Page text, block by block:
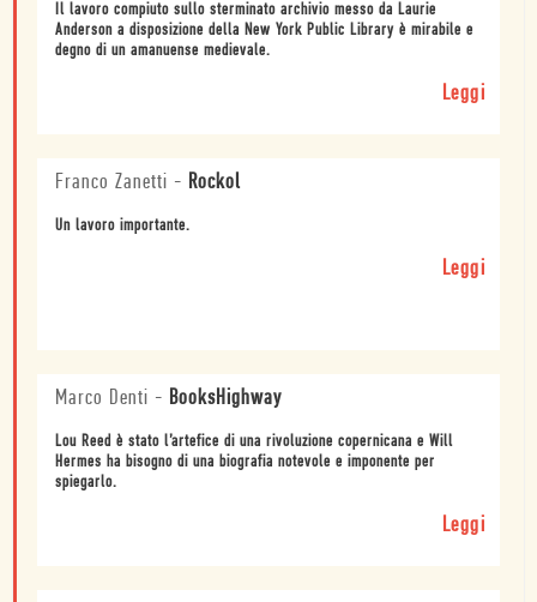
Il lavoro compiuto sullo sterminato archivio messo da Laurie
Anderson a disposizione della New York Public Library è mirabile e
degno di un amanuense medievale.
Leggi
Franco Zanetti - Rockol
Un lavoro importante.
Leggi
Marco Denti - BooksHighway
Lou Reed è stato l’artefice di una rivoluzione copernicana e Will
Hermes ha bisogno di una biografia notevole e imponente per
spiegarlo.
Leggi